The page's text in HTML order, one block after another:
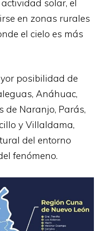
solar, el
en zonas rurales
el cielo es más
posibilidad de
Anáhuac,
de Naranjo, Parás,
y Villaldama,
del entorno
fenómeno.